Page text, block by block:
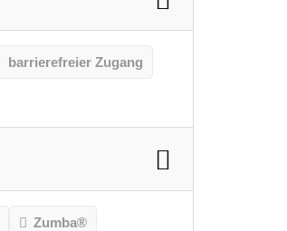
barrierefreier Zugang
Zumba®